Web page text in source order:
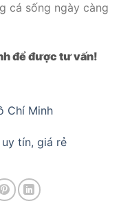
cá sống ngày càng
để được tư vấn!
Chí Minh
tín, giá rẻ